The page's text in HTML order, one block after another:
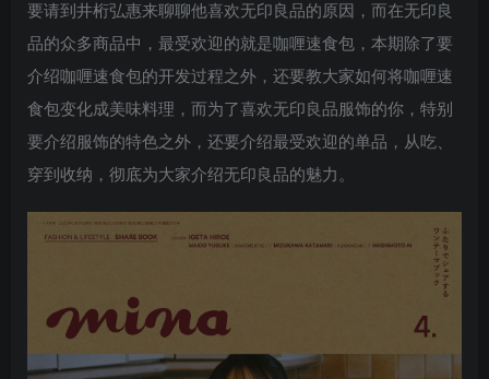
要请到井桁弘惠来聊聊他喜欢无印良品的原因，而在无印良
品的众多商品中，最受欢迎的就是咖喱速食包，本期除了要
介绍咖喱速食包的开发过程之外，还要教大家如何将咖喱速
食包变化成美味料理，而为了喜欢无印良品服饰的你，特别
要介绍服饰的特色之外，还要介绍最受欢迎的单品，从吃、
穿到收纳，彻底为大家介绍无印良品的魅力。